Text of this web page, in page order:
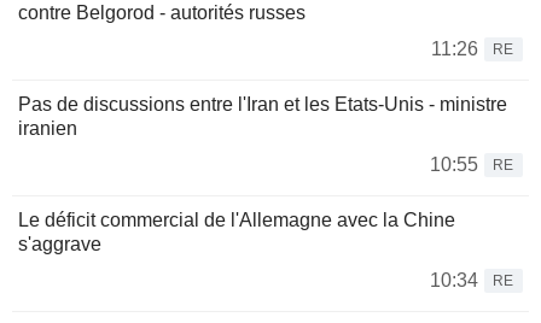
contre Belgorod - autorités russes
11:26
RE
Pas de discussions entre l'Iran et les Etats-Unis - ministre
iranien
10:55
RE
Le déficit commercial de l'Allemagne avec la Chine
s'aggrave
10:34
RE